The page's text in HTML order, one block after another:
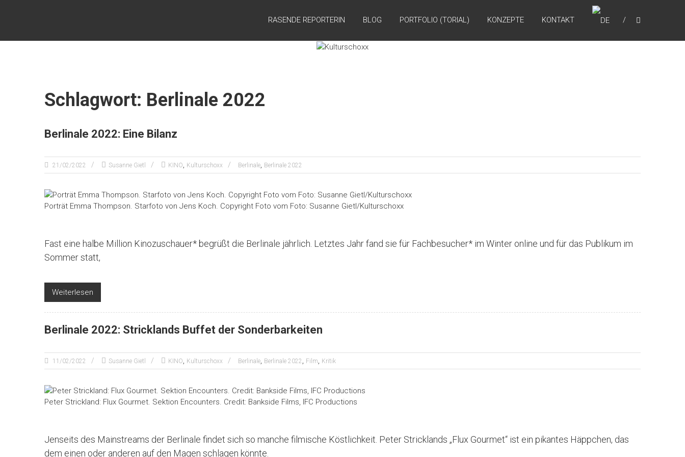
RASENDE REPORTERIN BLOG PORTFOLIO (TORIAL) KONZEPTE KONTAKT
Schlagwort: Berlinale 2022
Berlinale 2022: Eine Bilanz
21/02/2022 Susanne Gietl KINO, Kulturschoxx Berlinale, Berlinale 2022
Porträt Emma Thompson. Starfoto von Jens Koch. Copyright Foto vom Foto: Susanne Gietl/Kulturschoxx
Fast eine halbe Million Kinozuschauer* begrüßt die Berlinale jährlich. Letztes Jahr fand sie für Fachbesucher* im Winter online und für das Publikum im
Sommer statt,
Weiterlesen
Berlinale 2022: Stricklands Buffet der Sonderbarkeiten
11/02/2022 Susanne Gietl KINO, Kulturschoxx Berlinale, Berlinale 2022 , Film, Kritik
Peter Strickland: Flux Gourmet. Sektion Encounters. Credit: Bankside Films, IFC Productions
Jenseits des Mainstreams der Berlinale findet sich so manche filmische Köstlichkeit. Peter Stricklands „Flux Gourmet“ ist ein pikantes Häppchen, das
dem einen oder anderen auf den Magen schlagen könnte.